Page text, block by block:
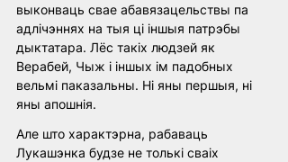
выконваць свае абавязацельствы па
адлічэннях на тыя ці іншыя патрэбы
дыктатара. Лёс такіх людзей як
Верабей, Чыж і іншых ім падобных
вельмі паказальны. Ні яны першыя, ні
яны апошнія.
Але што характэрна, рабаваць
Лукашэнка будзе не толькі сваіх